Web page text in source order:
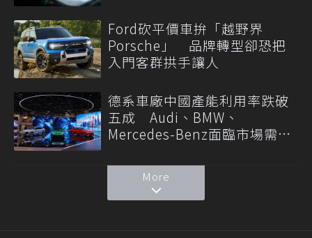
Ford砍平價車拚「越野界
Porsche」 品牌轉型卻恐把
入門客群拱手讓人
德系車廠中國產能利用率跌破
五成 Audi、BMW、
Mercedes-Benz面臨市場需求
More